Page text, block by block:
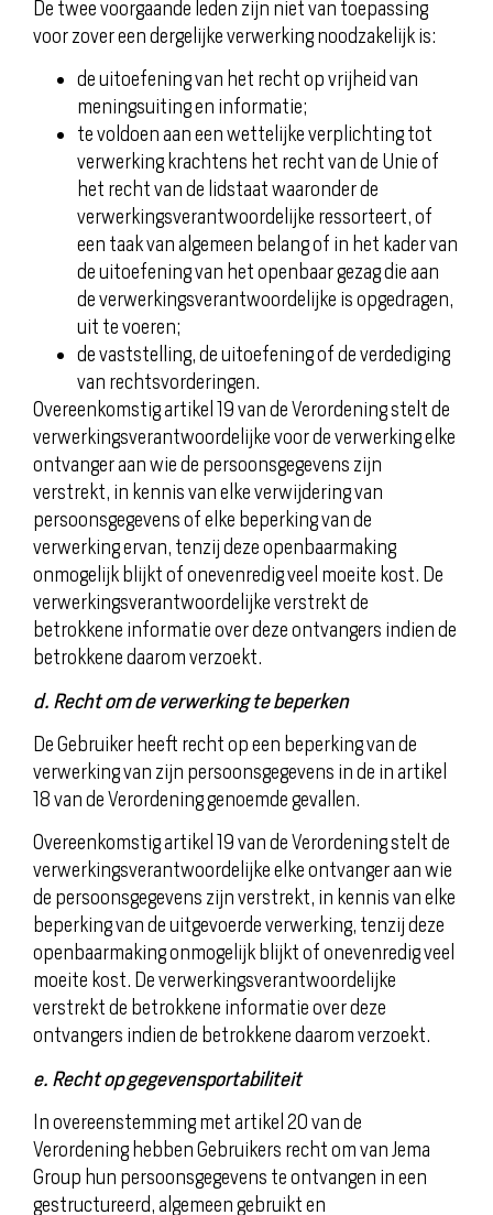
De twee voorgaande leden zijn niet van toepassing
voor zover een dergelijke verwerking noodzakelijk is:
de uitoefening van het recht op vrijheid van
meningsuiting en informatie;
te voldoen aan een wettelijke verplichting tot
verwerking krachtens het recht van de Unie of
het recht van de lidstaat waaronder de
verwerkingsverantwoordelijke ressorteert, of
een taak van algemeen belang of in het kader van
de uitoefening van het openbaar gezag die aan
de verwerkingsverantwoordelijke is opgedragen,
uit te voeren;
de vaststelling, de uitoefening of de verdediging
van rechtsvorderingen.
Overeenkomstig artikel 19 van de Verordening stelt de
verwerkingsverantwoordelijke voor de verwerking elke
ontvanger aan wie de persoonsgegevens zijn
verstrekt, in kennis van elke verwijdering van
persoonsgegevens of elke beperking van de
verwerking ervan, tenzij deze openbaarmaking
onmogelijk blijkt of onevenredig veel moeite kost. De
verwerkingsverantwoordelijke verstrekt de
betrokkene informatie over deze ontvangers indien de
betrokkene daarom verzoekt.
d. Recht om de verwerking te beperken
De Gebruiker heeft recht op een beperking van de
verwerking van zijn persoonsgegevens in de in artikel
18 van de Verordening genoemde gevallen.
Overeenkomstig artikel 19 van de Verordening stelt de
verwerkingsverantwoordelijke elke ontvanger aan wie
de persoonsgegevens zijn verstrekt, in kennis van elke
beperking van de uitgevoerde verwerking, tenzij deze
openbaarmaking onmogelijk blijkt of onevenredig veel
moeite kost. De verwerkingsverantwoordelijke
verstrekt de betrokkene informatie over deze
ontvangers indien de betrokkene daarom verzoekt.
e. Recht op gegevensportabiliteit
In overeenstemming met artikel 20 van de
Verordening hebben Gebruikers recht om van Jema
Group hun persoonsgegevens te ontvangen in een
gestructureerd, algemeen gebruikt en